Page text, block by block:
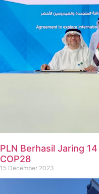
PLN Berhasil Jaring
COP28
15 December 2023